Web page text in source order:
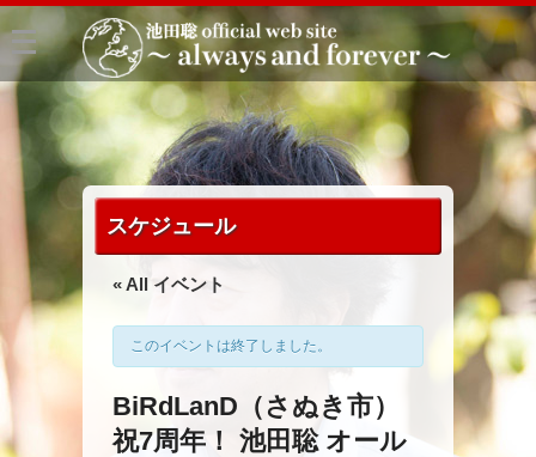
スケジュール
« All イベント
このイベントは終了しました。
BiRdLanD（さぬき市）
祝7周年！ 池田聡 オール